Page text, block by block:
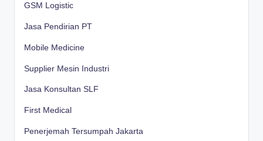
GSM Logistic
Jasa Pendirian PT
Mobile Medicine
Supplier Mesin Industri
Jasa Konsultan SLF
First Medical
Penerjemah Tersumpah Jakarta